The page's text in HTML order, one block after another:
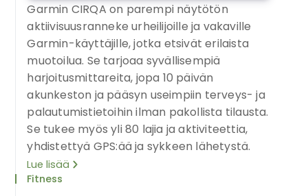
Garmin CIRQA on parempi näytötön
aktiivisuusranneke urheilijoille ja vakaville
Garmin-käyttäjille, jotka etsivät erilaista
muotoilua. Se tarjoaa syvällisempiä
harjoitusmittareita, jopa 10 päivän
akunkeston ja pääsyn useimpiin terveys- ja
palautumistietoihin ilman pakollista tilausta.
Se tukee myös yli 80 lajia ja aktiviteettia,
yhdistettyä GPS:ää ja sykkeen lähetystä.
Lue lisää
Fitness